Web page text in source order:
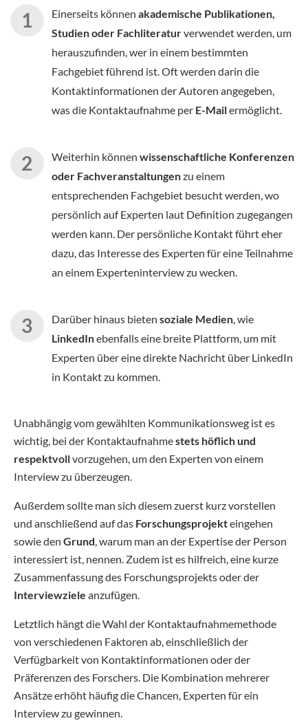
Einerseits können akademische Publikationen,
Studien oder Fachliteraturverwendet werden, um
herauszufinden, wer in einem bestimmten
Fachgebiet führend ist. Oft werden darin die
Kontaktinformationen der Autoren angegeben,
was die Kontaktaufnahme per E-Mailermöglicht.
Weiterhin können wissenschaftliche Konferenzen
oder Fachveranstaltungenzu einem
entsprechenden Fachgebiet besucht werden, wo
persönlich auf Experten laut Definition zugegangen
werden kann. Der persönliche Kontakt führt eher
dazu, das Interesse des Experten für eine Teilnahme
an einem Experteninterview zu wecken.
Darüber hinaus bieten soziale Medien, wie
LinkedInebenfalls eine breite Plattform, um mit
Experten über eine direkte Nachricht über LinkedIn
in Kontakt zu kommen.
Unabhängig vom gewählten Kommunikationsweg ist es
wichtig, bei der Kontaktaufnahmestets höflich und
respektvollvorzugehen, um den Experten von einem
Interview zu überzeugen.
Außerdem sollte man sich diesem zuerst kurz vorstellen
und anschließend auf das Forschungsprojekteingehen
sowie den Grund, warum man an der Expertise der Person
interessiert ist, nennen. Zudem ist es hilfreich, eine kurze
Zusammenfassung des Forschungsprojekts oder der
Interviewziele anzufügen.
Letztlich hängt die Wahl der Kontaktaufnahmemethode
von verschiedenen Faktoren ab, einschließlich der
Verfügbarkeit von Kontaktinformationen oder der
Präferenzen des Forschers. Die Kombination mehrerer
Ansätze erhöht häufig die Chancen, Experten für ein
Interview zu gewinnen.